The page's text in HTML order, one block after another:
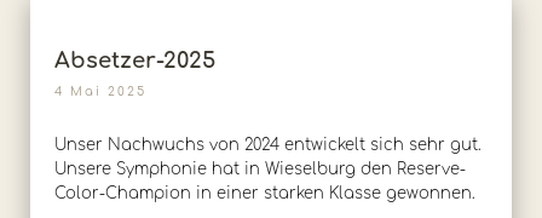
Absetzer-2025
4 Mai 2025
Unser Nachwuchs von 2024 entwickelt sich sehr gut.
Unsere Symphonie hat in Wieselburg den Reserve-
Color-Champion in einer starken Klasse gewonnen.